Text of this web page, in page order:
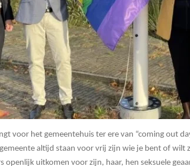
voor het gemeentehuis ter ere van “coming out
altijd staan voor vrij zijn wie je bent of
openlijk uitkomen voor zijn, haar, hen seksuele